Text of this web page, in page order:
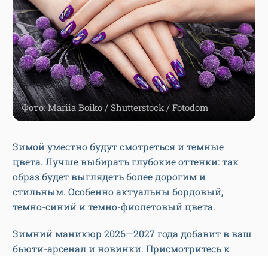
Фото: Mariia Boiko / Shutterstock / Fotodom
Зимой уместно будут смотреться и темные
цвета. Лучше выбирать глубокие оттенки: так
образ будет выглядеть более дорогим и
стильным. Особенно актуальны бордовый,
темно-синий и темно-фиолетовый цвета.
Зимний маникюр 2026—2027 года добавит в ваш
бьюти-арсенал и новинки. Присмотритесь к